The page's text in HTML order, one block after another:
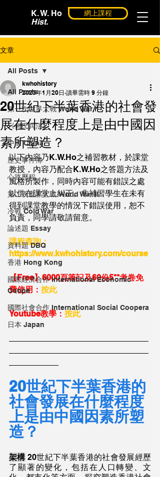
K. W. Ho
Hist.
網上課程
文章
All Posts
第一次世界大戰 World War I
《何氏兵法》
中國 China
歷史事件簿
心路歷程
第二次世界大戰 World War II
冷戰 Cold War
論述題 Essay
資料題 DBQ
香港 Hong Kong
國際經濟合作 International Economic
Coope
國際社會合作 International Social Coopera
日本 Japan
All Posts
20世紀下半葉香港的社會發
展在什麼程度上是由中國因
素所塑造？
kwhohistory
2023年1月20日 讀畢需時 9 分鐘
以下內容乃K.W.Ho之補習教材，於課堂
教授，內容乃配合K.W.Ho之答題方法及
風格所製作，同時內容可能有錯誤之處
以供在課堂上糾正。非補習學生在未有
得到課堂教學的情況下錯誤使用，恕不
負責，同學請敬請留意。
課程查詢：
https://www.kwhohistory.com/course
【Free】6000頁筆記及60份5**考卷免
費使用： 按此
Youtube教學： 按此
20世紀下半葉香港的
社會發展在什麼程度
上是由中國因素所塑
造？
架構 20世紀下半葉香港的社會發展經歷
了顯著的變化，包括在人口轉變、文